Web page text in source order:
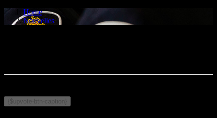
Home
Nouvelles
{$upvote-btn-caption}